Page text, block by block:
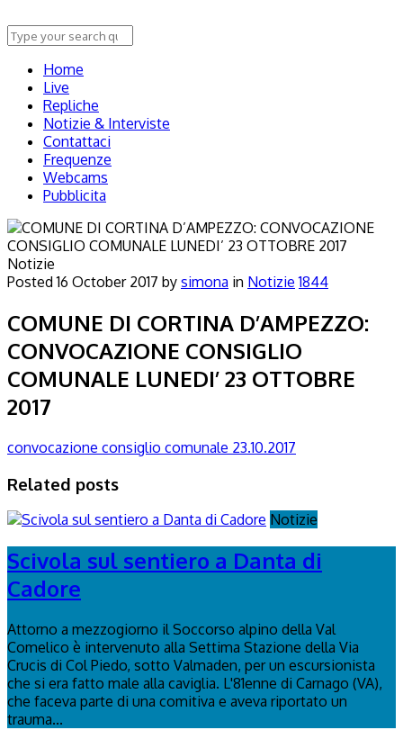
Home
Live
Repliche
Notizie & Interviste
Contattaci
Frequenze
Webcams
Pubblicita
Notizie
Posted16 October 2017 by simona in Notizie 1844
COMUNE DI CORTINA D’AMPEZZO:
CONVOCAZIONE CONSIGLIO
COMUNALE LUNEDI’ 23 OTTOBRE
2017
convocazione consiglio comunale 23.10.2017
Related posts
Notizie
Scivola sul sentiero a Danta di
Cadore
Attorno a mezzogiorno il Soccorso alpino della Val
Comelico è intervenuto alla Settima Stazione della Via
Crucis di Col Piedo, sotto Valmaden, per un escursionista
che si era fatto male alla caviglia. L'81enne di Carnago (VA),
che faceva parte di una comitiva e aveva riportato un
trauma...